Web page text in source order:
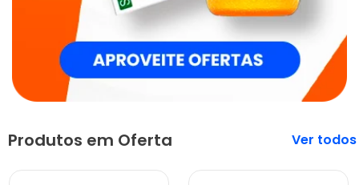
Produtos em Oferta